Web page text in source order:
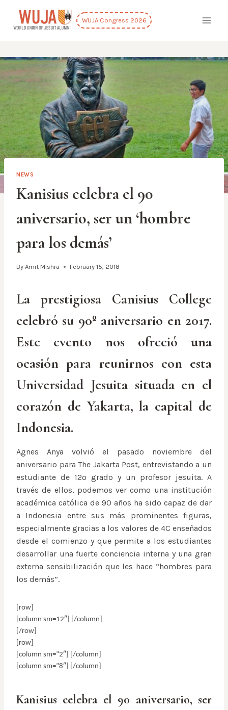
content
WUJA Congress 2026
NEWS
Kanisius celebra el 90
aniversario, ser un ‘hombre
para los demás’
By Amit Mishra February 15, 2018
La prestigiosa Canisius College
celebró su 90º aniversario en 2017.
Este evento nos ofreció una
ocasión para reunirnos con esta
Universidad Jesuita situada en el
corazón de Yakarta, la capital de
Indonesia.
Agnes Anya volvió el pasado noviembre del
aniversario para The Jakarta Post, entrevistando a un
estudiante de 12º grado y un profesor jesuita. A
través de ellos, podemos ver como una institución
académica católica de 90 años ha sido capaz de dar
a Indonesia entre sus más prominentes figuras,
especialmente gracias a los valores de 4C enseñados
desde el comienzo y que permite a los estudiantes
desarrollar una fuerte conciencia interna y una gran
externa sensibilización que les hace “hombres para
los demás”.
[row]
[column sm=12″] [/column]
[/row]
[row]
[column sm=”2″] [/column]
[column sm=”8″] [/column]
Kanisius celebra el 90 aniversario, ser